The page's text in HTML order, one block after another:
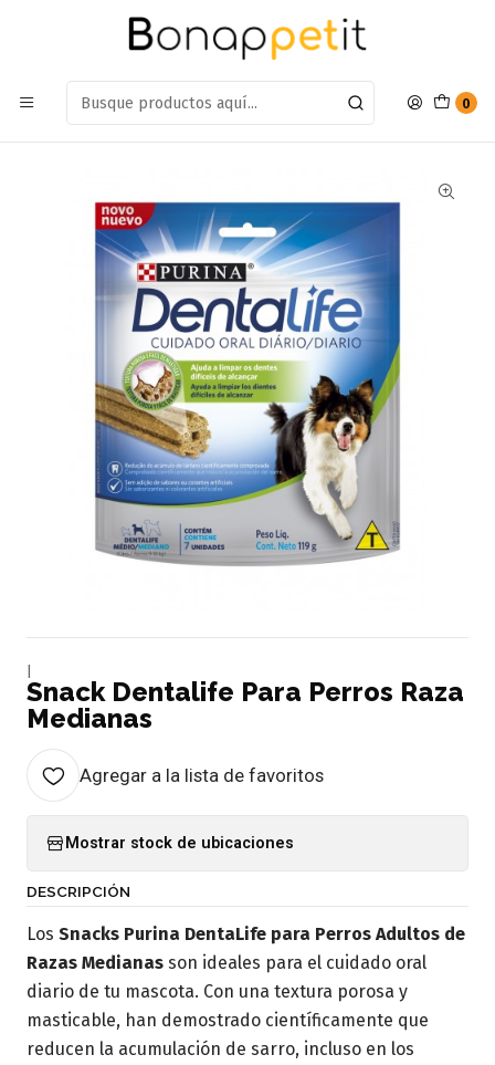
0
Estamos en: Antumalal 612, Quilicura Míranos en Maps
Snack Huesos y Masticables
Snack Dentalife Para Perros Raza Medianas
Snack Dentalife Para Perros Raza
Medianas
Agregar a la lista de favoritos
Mostrar stock de ubicaciones
DESCRIPCIÓN
Los Snacks Purina DentaLife para Perros Adultos de
Razas Medianas son ideales para el cuidado oral
diario de tu mascota. Con una textura porosa y
masticable, han demostrado científicamente que
reducen la acumulación de sarro, incluso en los